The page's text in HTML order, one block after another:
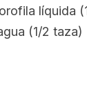
líquida
(1/2 taza)